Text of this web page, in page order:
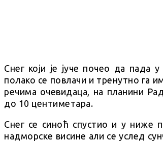
Снег који је јуче почео да пада
полако се повлачи и тренутно га
речима очевидаца, на планини
до 10 центиметара.
Снег се синоћ спустио и у ниже
надморске висине али се услед